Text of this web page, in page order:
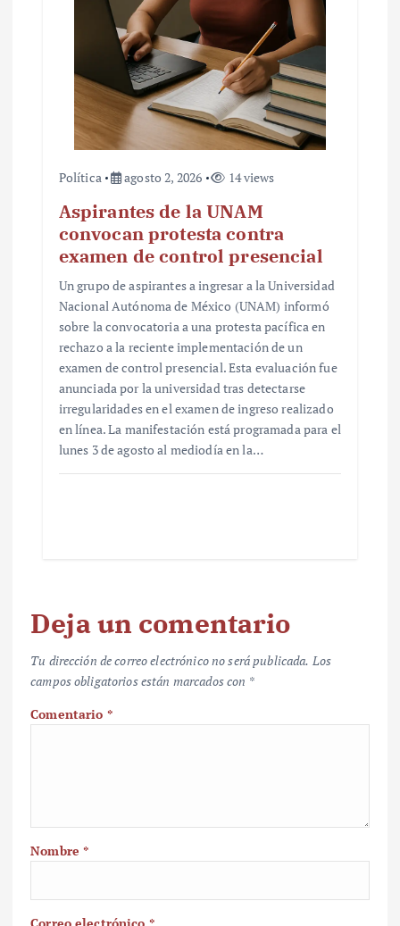
Política agosto 2, 2026 14 views
Aspirantes de la UNAM
convocan protesta contra
examen de control presencial
Un grupo de aspirantes a ingresar a la Universidad
Nacional Autónoma de México (UNAM) informó
sobre la convocatoria a una protesta pacífica en
rechazo a la reciente implementación de un
examen de control presencial. Esta evaluación fue
anunciada por la universidad tras detectarse
irregularidades en el examen de ingreso realizado
en línea. La manifestación está programada para el
lunes 3 de agosto al mediodía en la…
Deja un comentario
Tu dirección de correo electrónico no será publicada. Los
campos obligatorios están marcados con *
Comentario *
Nombre*